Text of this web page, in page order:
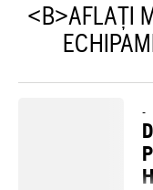
<B>AFLAȚI
-